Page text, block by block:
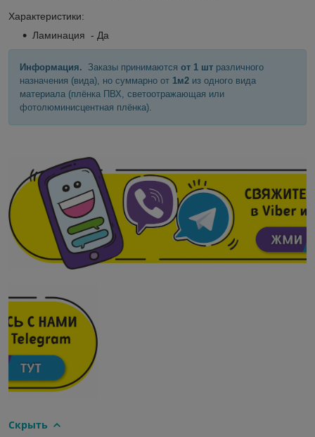
Характеристики:
Ламинация - Да
Информация. Заказы принимаются от 1 шт различного
назначения (вида), но суммарно от 1м2 из одного вида
материала (плёнка ПВХ, светоотражающая или
фотолюминисцентная плёнка).
Скрыть